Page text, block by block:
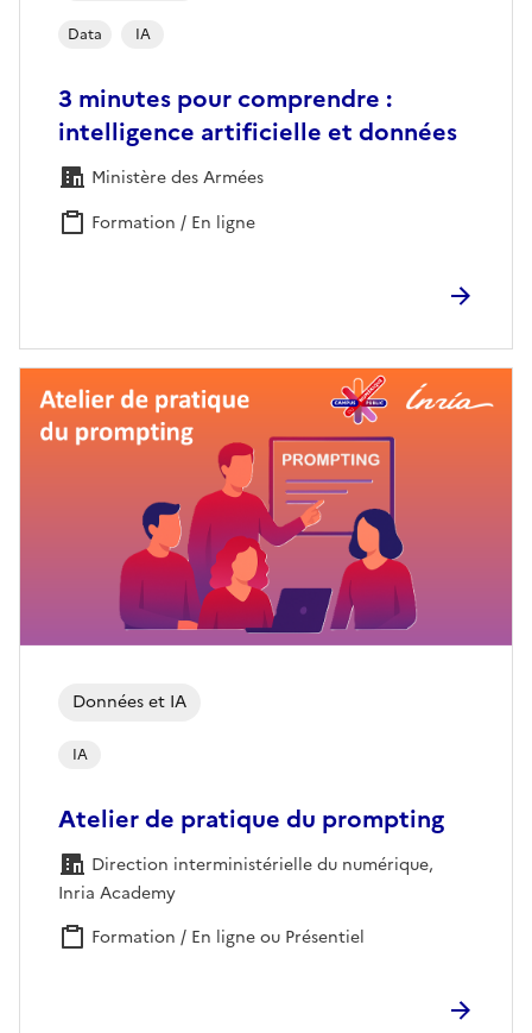
Data IA
3 minutes pour comprendre :
intelligence artificielle et données
Ministère des Armées
Formation / En ligne
Données et IA
IA
Atelier de pratique du prompting
Direction interministérielle du numérique,
Inria Academy
Formation / En ligne ou Présentiel